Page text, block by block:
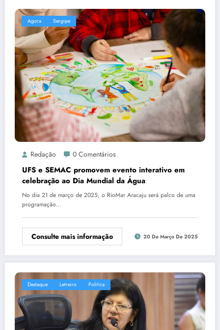
Agora Sergipe
Redação 0 Comentários
UFS e SEMAC promovem evento interativo em
celebração ao Dia Mundial da Água
No dia 21 de março de 2025, o RioMar Aracaju será palco de uma
programação…
Consulte mais informação 20 De Março De 2025
Destaque Letreiro Politica